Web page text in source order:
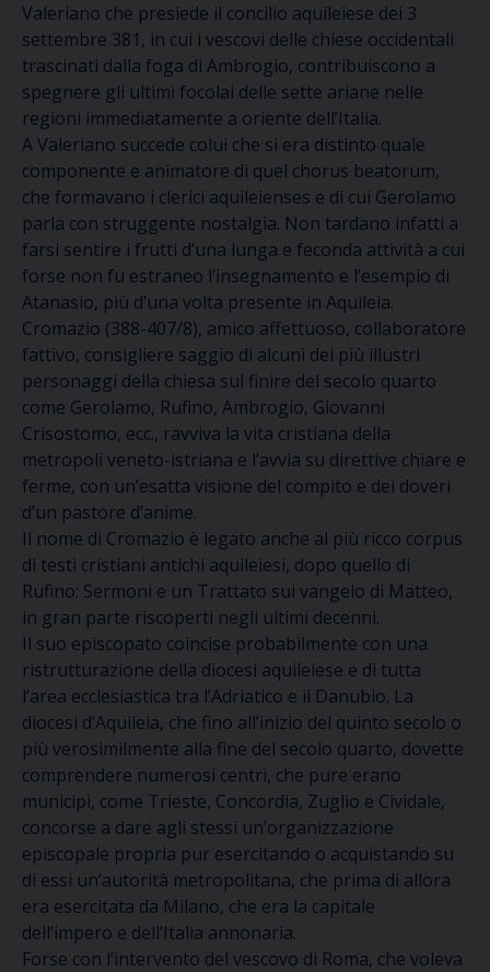
Valeriano che presiede il concilio aquileiese dei 3
settembre 381, in cui i vescovi delle chiese occidentali
trascinati dalla foga di Ambrogio, contribuiscono a
spegnere gli ultimi focolai delle sette ariane nelle
regioni immediatamente a oriente dell’Italia.
A Valeriano succede colui che si era distinto quale
componente e animatore di quel chorus beatorum,
che formavano i clerici aquileienses e di cui Gerolamo
parla con struggente nostalgia. Non tardano infatti a
farsi sentire i frutti d’una lunga e feconda attività a cui
forse non fu estraneo l’insegnamento e l’esempio di
Atanasio, più d’una volta presente in Aquileia.
Cromazio (388-407/8), amico affettuoso, collaboratore
fattivo, consigliere saggio di alcuni dei più illustri
personaggi della chiesa sul finire del secolo quarto
come Gerolamo, Rufino, Ambrogio, Giovanni
Crisostomo, ecc., ravviva la vita cristiana della
metropoli veneto-istriana e l’avvia su direttive chiare e
ferme, con un’esatta visione del compito e dei doveri
d’un pastore d’anime.
Il nome di Cromazio è legato anche al più ricco corpus
di testi cristiani antichi aquileiesi, dopo quello di
Rufino: Sermoni e un Trattato sui vangelo di Matteo,
in gran parte riscoperti negli ultimi decenni.
Il suo episcopato coincise probabilmente con una
ristrutturazione della diocesi aquileiese e di tutta
l’area ecclesiastica tra l’Adriatico e il Danubio. La
diocesi d’Aquileia, che fino all’inizio del quinto secolo o
più verosimilmente alla fine del secolo quarto, dovette
comprendere numerosi centri, che pure erano
municipi, come Trieste, Concordia, Zuglio e Cividale,
concorse a dare agli stessi un’organizzazione
episcopale propria pur esercitando o acquistando su
di essi un’autorità metropolitana, che prima di allora
era esercitata da Milano, che era la capitale
dell’impero e dell’Italia annonaria.
Forse con l’intervento del vescovo di Roma, che voleva